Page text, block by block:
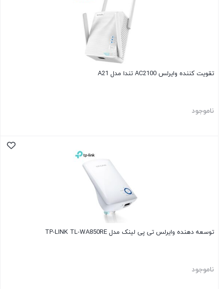
تقویت کننده وایرلس AC2100 تندا مدل A21
ناموجود
توسعه دهنده وایرلس تی پی لینک مدل TP-LINK TL-WA850RE
ناموجود